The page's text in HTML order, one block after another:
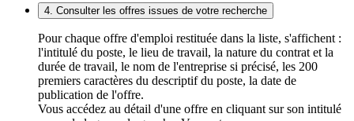
4. Consulter les offres issues de votre recherche
Pour chaque offre d'emploi restituée dans la liste, s'affichent :
l'intitulé du poste, le lieu de travail, la nature du contrat et la
durée de travail, le nom de l'entreprise si précisé, les 200
premiers caractères du descriptif du poste, la date de
publication de l'offre.
Vous accédez au détail d'une offre en cliquant sur son intitulé